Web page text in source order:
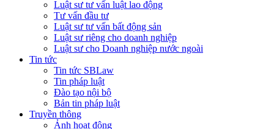
Luật sư tư vấn luật lao động
Tư vấn đầu tư
Luật sư tư vấn bất động sản
Luật sư riêng cho doanh nghiệp
Luật sư cho Doanh nghiệp nước ngoài
Tin tức
Tin tức SBLaw
Tin pháp luật
Đào tạo nội bộ
Bản tin pháp luật
Truyền thông
Ảnh hoạt động